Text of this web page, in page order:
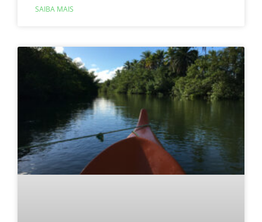
SAIBA MAIS